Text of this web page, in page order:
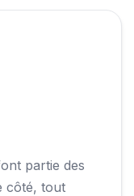
partie des
côté, tout